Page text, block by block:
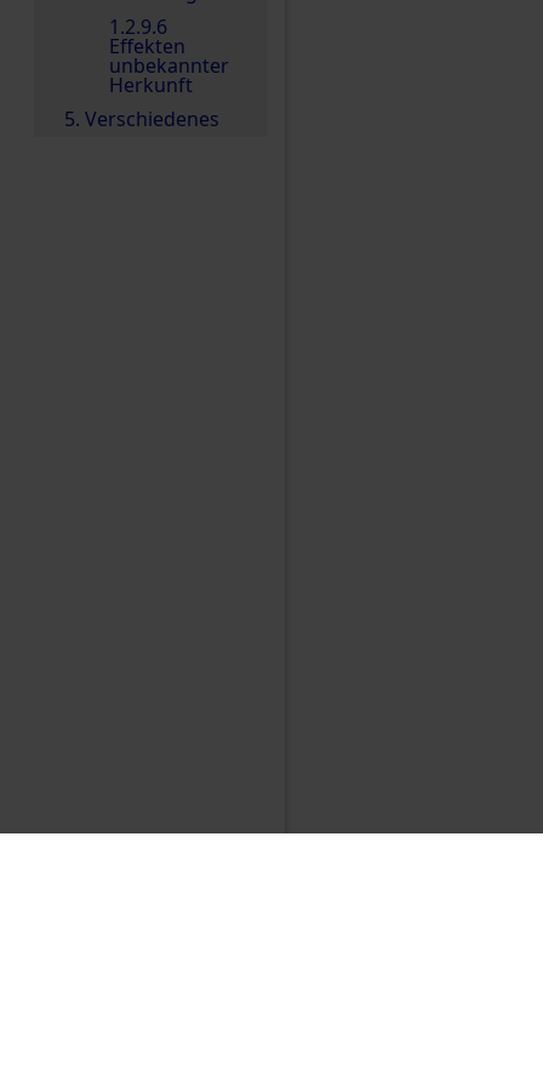
1.2.9.6
Effekten
unbekannter
Herkunft
5. Verschiedenes